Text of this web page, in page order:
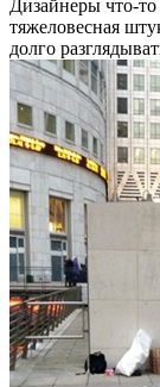
Дизайнеры что-
тяжеловесная
долго